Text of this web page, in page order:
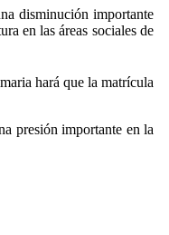
disminución importante
en las áreas sociales de
hará que la matrícula
presión importante en la